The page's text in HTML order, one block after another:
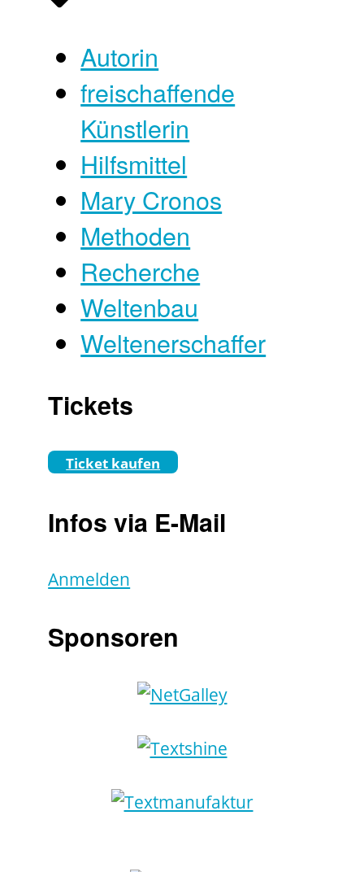
Autorin
freischaffende
Künstlerin
Hilfsmittel
Mary Cronos
Methoden
Recherche
Weltenbau
Weltenerschaffer
Tickets
Ticket kaufen
Infos via E-Mail
Anmelden
Sponsoren